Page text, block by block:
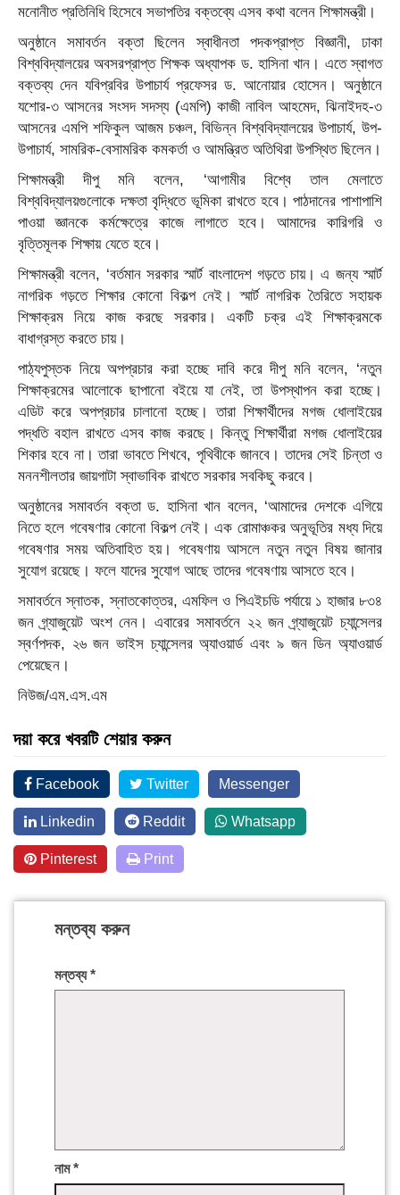
মনোনীত প্রতিনিধি হিসেবে সভাপতির বক্তব্যে এসব কথা বলেন শিক্ষামন্ত্রী।
অনুষ্ঠানে সমাবর্তন বক্তা ছিলেন স্বাধীনতা পদকপ্রাপ্ত বিজ্ঞানী, ঢাকা
বিশ্ববিদ্যালয়ের অবসরপ্রাপ্ত শিক্ষক অধ্যাপক ড. হাসিনা খান। এতে স্বাগত
বক্তব্য দেন যবিপ্রবির উপাচার্য প্রফেসর ড. আনোয়ার হোসেন। অনুষ্ঠানে
যশোর-৩ আসনের সংসদ সদস্য (এমপি) কাজী নাবিল আহমেদ, ঝিনাইদহ-৩
আসনের এমপি শফিকুল আজম চঞ্চল, বিভিন্ন বিশ্ববিদ্যালয়ের উপাচার্য, উপ-
উপাচার্য, সামরিক-বেসামরিক কমকর্তা ও আমন্ত্রিত অতিথিরা উপস্থিত ছিলেন।
শিক্ষামন্ত্রী দীপু মনি বলেন, ‘আগামীর বিশ্বে তাল মেলাতে
বিশ্ববিদ্যালয়গুলোকে দক্ষতা বৃদ্ধিতে ভূমিকা রাখতে হবে। পাঠদানের পাশাপাশি
পাওয়া জ্ঞানকে কর্মক্ষেত্রে কাজে লাগাতে হবে। আমাদের কারিগরি ও
বৃত্তিমূলক শিক্ষায় যেতে হবে।
শিক্ষামন্ত্রী বলেন, ‘বর্তমান সরকার স্মার্ট বাংলাদেশ গড়তে চায়। এ জন্য স্মার্ট
নাগরিক গড়তে শিক্ষার কোনো বিকল্প নেই। স্মার্ট নাগরিক তৈরিতে সহায়ক
শিক্ষাক্রম নিয়ে কাজ করছে সরকার। একটি চক্র এই শিক্ষাক্রমকে
বাধাগ্রস্ত করতে চায়।
পাঠ্যপুস্তক নিয়ে অপপ্রচার করা হচ্ছে দাবি করে দীপু মনি বলেন, ‘নতুন
শিক্ষাক্রমের আলোকে ছাপানো বইয়ে যা নেই, তা উপস্থাপন করা হচ্ছে।
এডিট করে অপপ্রচার চালানো হচ্ছে। তারা শিক্ষার্থীদের মগজ ধোলাইয়ের
পদ্ধতি বহাল রাখতে এসব কাজ করছে। কিন্তু শিক্ষার্থীরা মগজ ধোলাইয়ের
শিকার হবে না। তারা ভাবতে শিখবে, পৃথিবীকে জানবে। তাদের সেই চিন্তা ও
মননশীলতার জায়গাটা স্বাভাবিক রাখতে সরকার সবকিছু করবে।
অনুষ্ঠানের সমাবর্তন বক্তা ড. হাসিনা খান বলেন, ‘আমাদের দেশকে এগিয়ে
নিতে হলে গবেষণার কোনো বিকল্প নেই। এক রোমাঞ্চকর অনুভূতির মধ্য দিয়ে
গবেষণার সময় অতিবাহিত হয়। গবেষণায় আসলে নতুন নতুন বিষয় জানার
সুযোগ রয়েছে। ফলে যাদের সুযোগ আছে তাদের গবেষণায় আসতে হবে।
সমাবর্তনে স্নাতক, স্নাতকোত্তর, এমফিল ও পিএইচডি পর্যায়ে ১ হাজার ৮৩৪
জন গ্র্যাজুয়েট অংশ নেন। এবারের সমাবর্তনে ২২ জন গ্র্যাজুয়েট চ্যান্সেলর
স্বর্ণপদক, ২৬ জন ভাইস চ্যান্সেলর অ্যাওয়ার্ড এবং ৯ জন ডিন অ্যাওয়ার্ড
পেয়েছেন।
নিউজ/এম.এস.এম
দয়া করে খবরটি শেয়ার করুন
Facebook Twitter Messenger
Linkedin Reddit Whatsapp
Pinterest Print
মন্তব্য করুন
মন্তব্য*
নাম*